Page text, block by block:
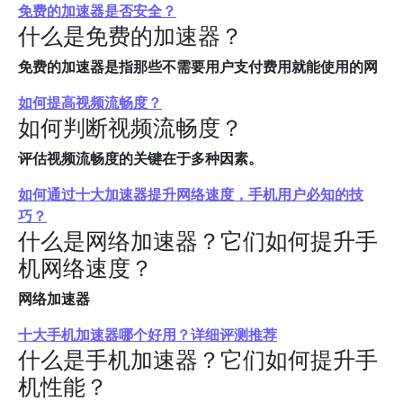
免费的加速器是否安全？
什么是免费的加速器？
免费的加速器是指那些不需要用户支付费用就能使用的网
如何提高视频流畅度？
如何判断视频流畅度？
评估视频流畅度的关键在于多种因素。
如何通过十大加速器提升网络速度，手机用户必知的技
巧？
什么是网络加速器？它们如何提升手
机网络速度？
网络加速器
十大手机加速器哪个好用？详细评测推荐
什么是手机加速器？它们如何提升手
机性能？